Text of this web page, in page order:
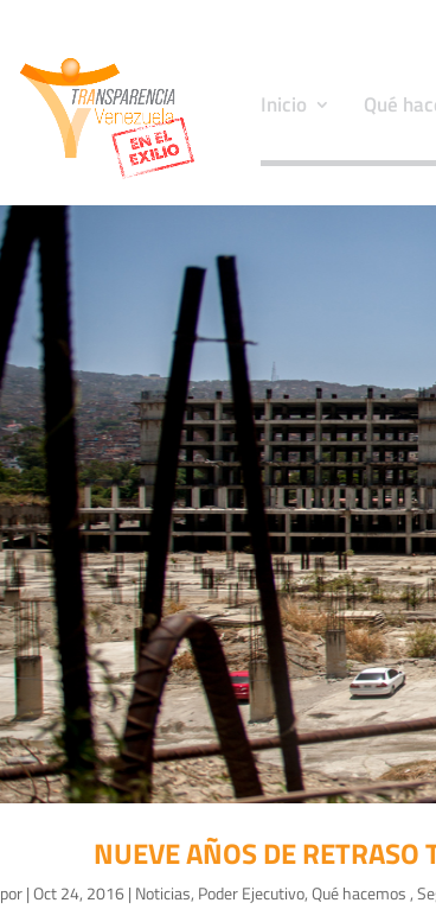
Inicio Qué
NUEVE AÑOS DE
por|Oct 24, 2016| Noticias, Poder Ejecutivo,Qué hacemos,